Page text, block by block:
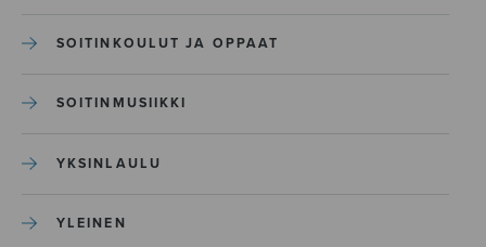
SOITINKOULUT JA OPPAAT
SOITINMUSIIKKI
YKSINLAULU
YLEINEN